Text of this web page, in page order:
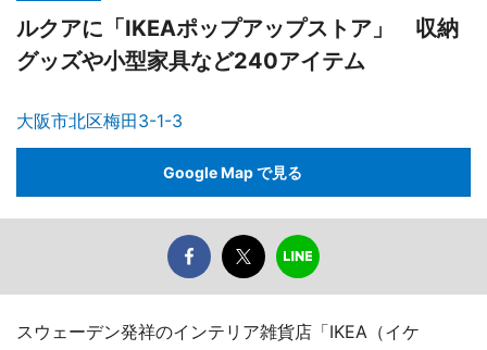
ルクアに「IKEAポップアップストア」 収納
グッズや小型家具など240アイテム
大阪市北区梅田3-1-3
Google Map で見る
スウェーデン発祥のインテリア雑貨店「IKEA（イケ